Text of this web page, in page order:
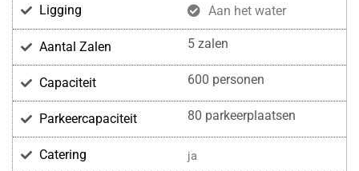
Ligging Aan het water
Aantal Zalen 5 zalen
Capaciteit 600 personen
Parkeercapaciteit 80 parkeerplaatsen
Catering ja